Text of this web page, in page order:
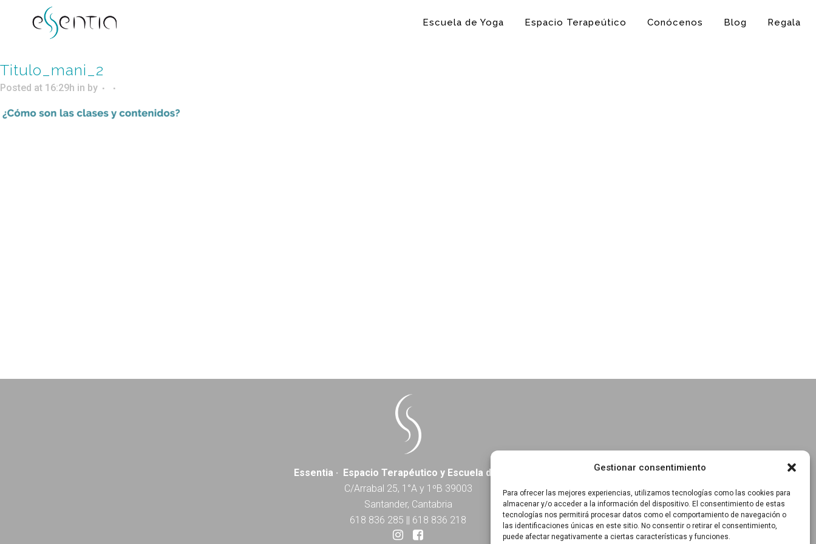
Gestionar consentimiento
Para ofrecer las mejores experiencias, utilizamos tecnologías como las cookies para
almacenar y/o acceder a la información del dispositivo. El consentimiento de estas
tecnologías nos permitirá procesar datos como el comportamiento de navegación o
las identificaciones únicas en este sitio. No consentir o retirar el consentimiento,
puede afectar negativamente a ciertas características y funciones.
Escuela de Yoga Espacio Terapeútico Conócenos Blog Regala
Titulo_mani_2
Posted at 16:29h in by
Essentia · Espacio Terapéutico y Escuela de Yoga
C/Arrabal 25, 1°A y 1ºB 39003
Santander, Cantabria
618 836 285 || 618 836 218